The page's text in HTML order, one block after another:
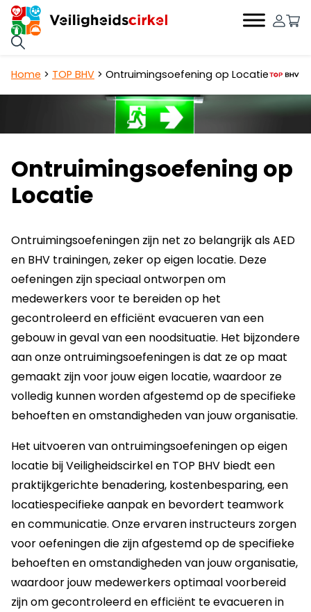
Hoofdnavigatie
Home > TOP BHV > Ontruimingsoefening op Locatie
Ontruimingsoefening op
Locatie
Ontruimingsoefeningen zijn net zo belangrijk als AED
en BHV trainingen, zeker op eigen locatie. Deze
oefeningen zijn speciaal ontworpen om
medewerkers voor te bereiden op het
gecontroleerd en efficiënt evacueren van een
gebouw in geval van een noodsituatie. Het bijzondere
aan onze ontruimingsoefeningen is dat ze op maat
gemaakt zijn voor jouw eigen locatie, waardoor ze
volledig kunnen worden afgestemd op de specifieke
behoeften en omstandigheden van jouw organisatie.
Het uitvoeren van ontruimingsoefeningen op eigen
locatie bij Veiligheidscirkel en TOP BHV biedt een
praktijkgerichte benadering, kostenbesparing, een
locatiespecifieke aanpak en bevordert teamwork
en communicatie. Onze ervaren instructeurs zorgen
voor oefeningen die zijn afgestemd op de specifieke
behoeften en omstandigheden van jouw organisatie,
waardoor jouw medewerkers optimaal voorbereid
zijn om gecontroleerd en efficiënt te evacueren in